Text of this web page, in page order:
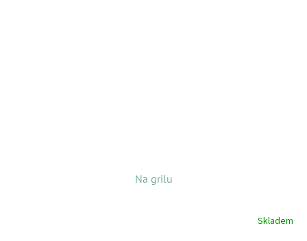
Na grilu
Skladem